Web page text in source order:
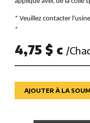
* Veuillez contacter
*
4,75 $ c /
AJOUTER À LA